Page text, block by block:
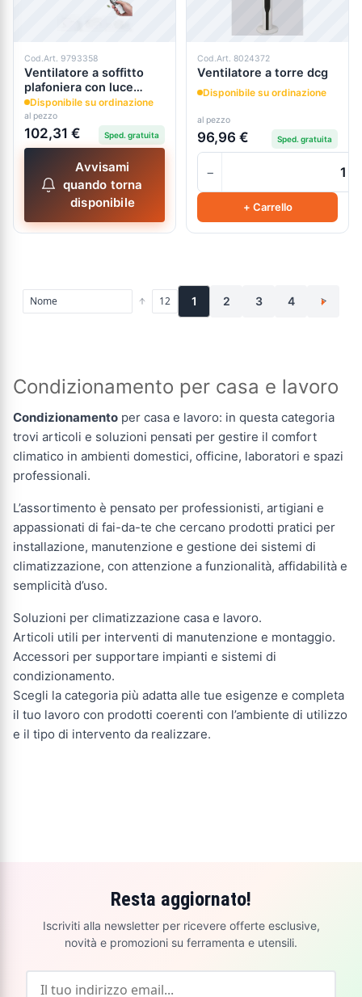
Cod.Art. 9793358
Ventilatore a soffitto
plafoniera con luce
dimmerabile
Disponibile su ordinazione
al pezzo
102,31 € Sped. gratuita
Avvisami
quando torna
disponibile
Cod.Art. 8024372
Ventilatore a torre dcg
Disponibile su ordinazione
al pezzo
96,96 € Sped. gratuita
−
+ Carrello
1 2 3 4 >
Condizionamento per casa e lavoro
Condizionamento per casa e lavoro: in questa categoria
trovi articoli e soluzioni pensati per gestire il comfort
climatico in ambienti domestici, officine, laboratori e spazi
professionali.
L’assortimento è pensato per professionisti, artigiani e
appassionati di fai-da-te che cercano prodotti pratici per
installazione, manutenzione e gestione dei sistemi di
climatizzazione, con attenzione a funzionalità, affidabilità e
semplicità d’uso.
Soluzioni per climatizzazione casa e lavoro.
Articoli utili per interventi di manutenzione e montaggio.
Accessori per supportare impianti e sistemi di
condizionamento.
Scegli la categoria più adatta alle tue esigenze e completa
il tuo lavoro con prodotti coerenti con l’ambiente di utilizzo
e il tipo di intervento da realizzare.
Resta aggiornato!
Iscriviti alla newsletter per ricevere offerte esclusive,
novità e promozioni su ferramenta e utensili.